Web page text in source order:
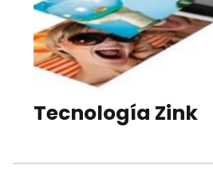
Tecnología Zink